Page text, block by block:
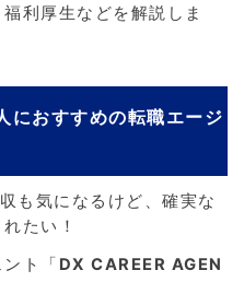
利厚生などを解説しま
おすすめの転職エージ
も気になるけど、確実な
たい！
ト「 DX CAREER AGEN